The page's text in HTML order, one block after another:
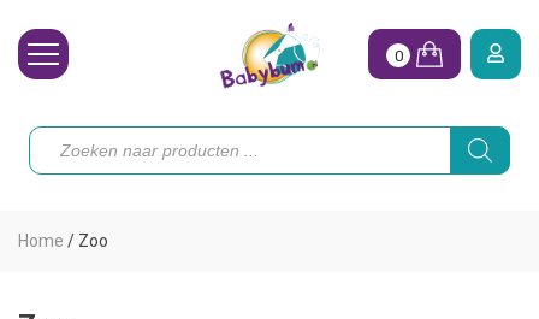
Toebehoren
0
Producten
zoeken
Home / Zoo